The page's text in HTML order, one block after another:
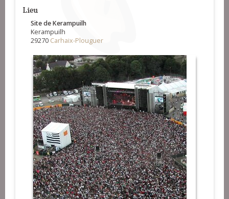
Lieu
Site de Kerampuilh
Kerampuilh
29270 Carhaix-Plouguer